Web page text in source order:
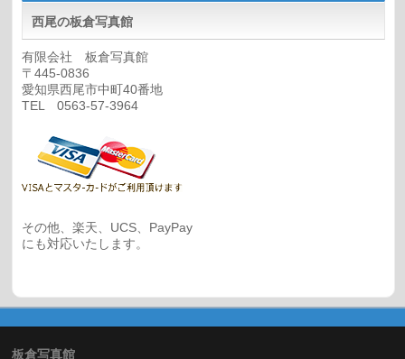
西尾の板倉写真館
有限会社 板倉写真館
〒445-0836
愛知県西尾市中町40番地
TEL 0563-57-3964
その他、楽天、UCS、PayPay
にも対応いたします。
板倉写真館